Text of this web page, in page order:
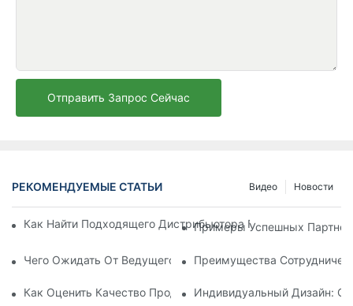
Отправить Запрос Сейчас
РЕКОМЕНДУЕМЫЕ СТАТЬИ Новости
Видео
Как Найти Подходящего Дистрибьютора Пляжных Зонтов
Примеры Успешных
Чего Ожидать От Ведущего Производителя Шезлонгов
Преимущества
Как Оценить Качество Продукции Фабрики По
Индивидуальный Дизайн: